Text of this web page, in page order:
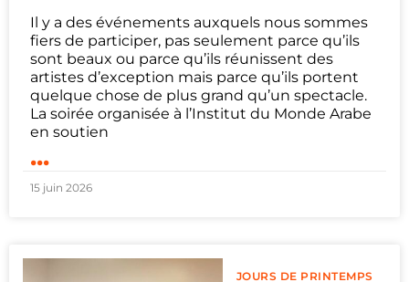
Il y a des événements auxquels nous sommes
fiers de participer, pas seulement parce qu’ils
sont beaux ou parce qu’ils réunissent des
artistes d’exception mais parce qu’ils portent
quelque chose de plus grand qu’un spectacle.
La soirée organisée à l’Institut du Monde Arabe
en soutien
...
15 juin 2026
JOURS DE PRINTEMPS